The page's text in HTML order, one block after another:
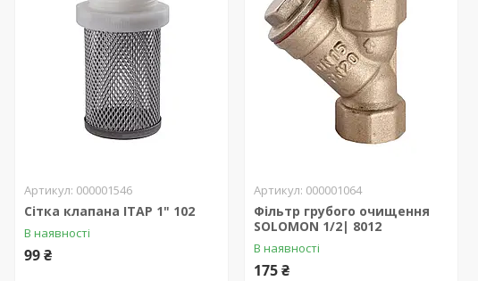
000001546
Сітка клапана ITAP 1" 102
В наявності
99 ₴
000001064
Фільтр грубого очищення
SOLOMON 1/2| 8012
В наявності
175 ₴